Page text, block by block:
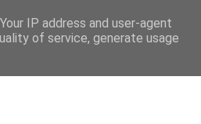
IP address and user-agent
of service, generate usage